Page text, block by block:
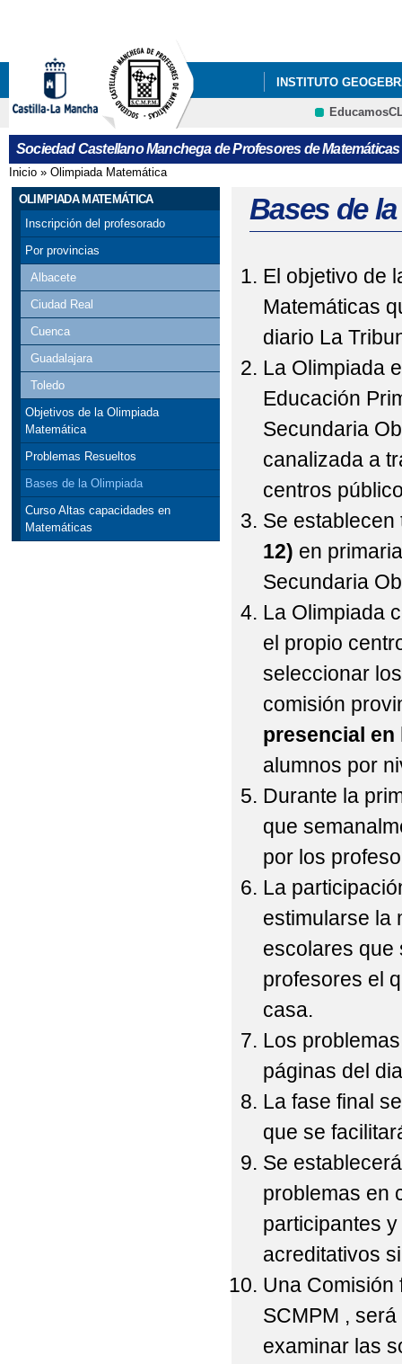
INSTITUTO
ÚLTIMAS NOTICIAS
GALA DEL
VISITA DE PEDRO
X CONCURSO DE
PROVINCIAL DE
CRFP
Sociedad Castellano Manchega de Profesores de Matemáticas
Se encuentra usted aquí
Inicio » Olimpiada Matemática
OLIMPIADA MATEMÁTICA
Inscripción del profesorado
Por provincias
Albacete
Ciudad Real
Cuenca
Guadalajara
Toledo
Objetivos de la Olimpiada
Matemática
Problemas Resueltos
Bases de la Olimpiada
Curso Altas capacidades en
Matemáticas
Bases de
El objetivo de
Matemáticas
diario La
La Olimpiada
Educación
Secundaria
canalizada a
centros
Se
12) en
Secundaria
La Olimpiada
el propio
seleccionar los
comisión
presencial
alumnos por
Durante la
que
por los
La
estimularse la
escolares que
profesores el
casa.
Los
páginas del
La fase final
que se
Se
problemas en
participantes
acreditativos
Una Comisión
SCMPM ,
examinar las